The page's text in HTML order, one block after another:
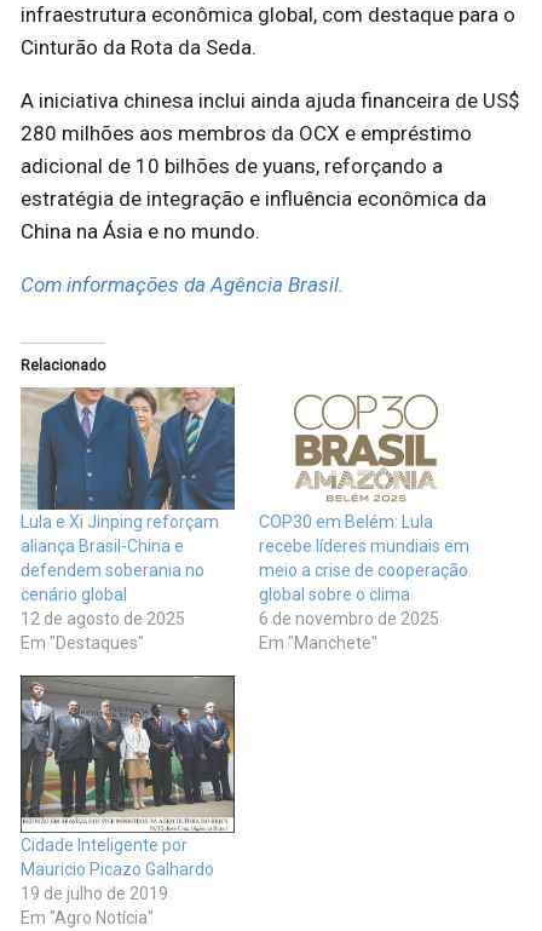
infraestrutura econômica global, com destaque para o
Cinturão da Rota da Seda.
A iniciativa chinesa inclui ainda ajuda financeira de US$
280 milhões aos membros da OCX e empréstimo
adicional de 10 bilhões de yuans, reforçando a
estratégia de integração e influência econômica da
China na Ásia e no mundo.
Com informações da Agência Brasil.
Relacionado
Lula e Xi Jinping reforçam
aliança Brasil-China e
defendem soberania no
cenário global
12 de agosto de 2025
Em "Destaques"
COP30 em Belém: Lula
recebe líderes mundiais em
meio a crise de cooperação
global sobre o clima
6 de novembro de 2025
Em "Manchete"
Cidade Inteligente por
Mauricio Picazo Galhardo
19 de julho de 2019
Em "Agro Notícia"